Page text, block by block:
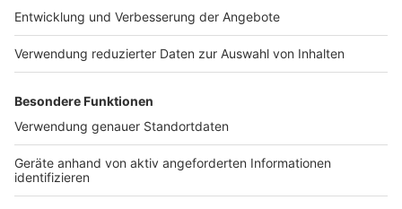
Presse
Werben
Archiv
ANTENNE BAYERN GROUP
Stiftung ANTENNE BAYERN
hilft
Verkehrs-Hotline